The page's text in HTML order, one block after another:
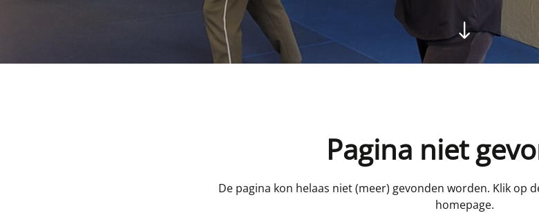
Pagina niet
De pagina kon helaas niet (meer) gevonden worden. Klik op
homepage.